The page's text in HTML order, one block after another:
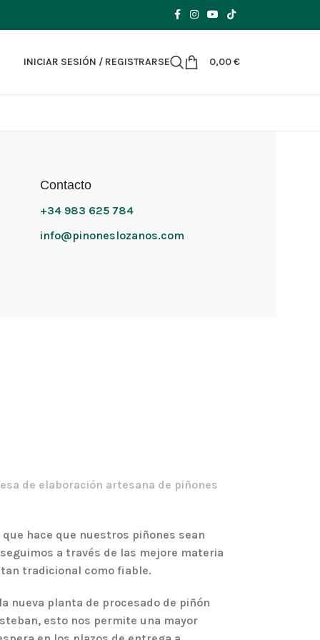
INICIAR SESIÓN / REGISTRARSE 0,00€
Contacto
+34 983 625 784
info@pinoneslozanos.com
de elaboración artesana de piñones
hace que nuestros piñones sean
a través de las mejore materia
tradicional como fiable.
nueva planta de procesado de piñón
esto nos permite una mayor